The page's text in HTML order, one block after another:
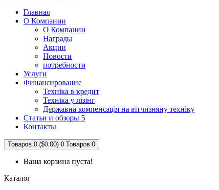
Главная
О Компании
О Компании
Награды
Акции
Новости
потребности
Услуги
Финансирование
Техніка в кредит
Техніка у лізінг
Державна компенсація на вітчизняну техніку
Статьи и обзоры 5
Контакты
Товаров 0 ($0.00) 0 Товаров 0
Ваша корзина пуста!
Каталог